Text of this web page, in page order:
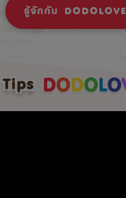
รู้จักกับ DODOLOVE
Tips